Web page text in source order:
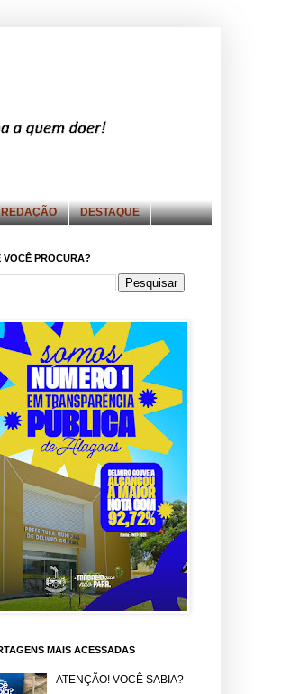
REDAÇÃO DESTAQUE
VOCÊ PROCURA?
MAIS ACESSADAS
ATENÇÃO! VOCÊ SABIA?